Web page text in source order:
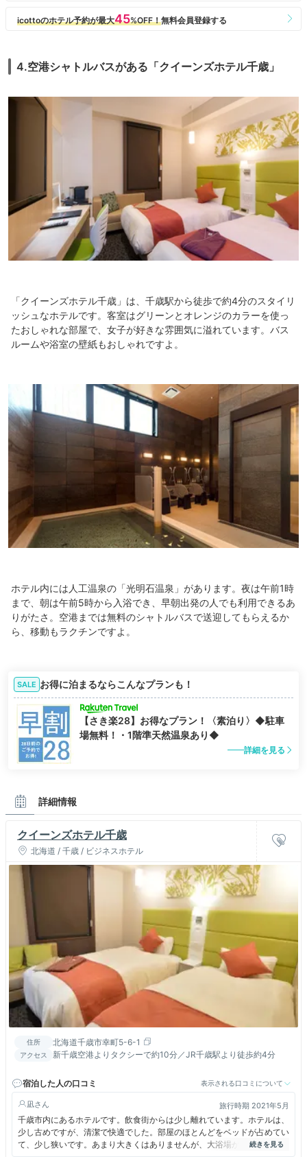
4.空港シャトルバスがある「クイーンズホテル千歳」
「クイーンズホテル千歳」は、千歳駅から徒歩で約4分のスタイリ
ッシュなホテルです。客室はグリーンとオレンジのカラーを使っ
たおしゃれな部屋で、女子が好きな雰囲気に溢れています。バス
ルームや浴室の壁紙もおしゃれですよ。
ホテル内には人工温泉の「光明石温泉」があります。夜は午前1時
まで、朝は午前5時から入浴でき、早朝出発の人でも利用できるあ
りがたさ。空港までは無料のシャトルバスで送迎してもらえるか
ら、移動もラクチンですよ。
SALE お得に泊まるならこんなプランも！
【さき楽28】お得なプラン！〈素泊り〉◆駐車
場無料！・1階準天然温泉あり◆
詳細を見る
詳細情報
クイーンズホテル千歳
北海道 / 千歳 / ビジネスホテル
住所 北海道千歳市幸町5-6-1
アクセス 新千歳空港よりタクシーで約10分／JR千歳駅より徒歩約4分
宿泊した人の口コミ 表示される口コミについて
凪 旅行時期 2021年5月
千歳市内にあるホテルです。飲食街からは少し離れています。ホテルは、
少し古めですが、清潔で快適でした。部屋のほとんどをベッドが占めてい
て、少し狭いです。あまり大きくはありませんが、大浴場があって気持ち